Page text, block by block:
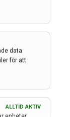
data
för att
ALLTID AKTIV
enheter